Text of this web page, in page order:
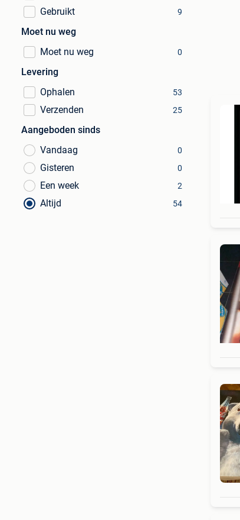
Gebruikt 9
Moet nu weg
Moet nu weg
0
Levering
Ophalen
53
Verzenden 25
Aangeboden sinds
Vandaag
0
Gisteren 0
Een week 2
Altijd 54